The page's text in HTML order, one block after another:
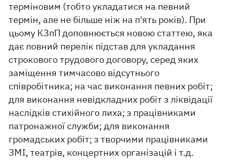
терміновим (тобто укладатися на певний
термін, але не більше ніж на п'ять років). При
цьому КЗпП доповнюється новою статтею, яка
дає повний перелік підстав для укладання
строкового трудового договору, серед яких
заміщення тимчасово відсутнього
співробітника; на час виконання певних робіт;
для виконання невідкладних робіт з ліквідації
наслідків стихійного лиха; з працівниками
патронажної служби; для виконання
громадських робіт; з творчими працівниками
ЗМІ, театрів, концертних організацій і т.д.